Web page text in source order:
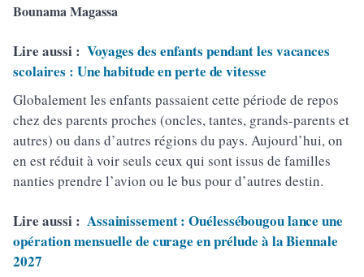
Bounama Magassa
Lire aussi : Voyages des enfants pendant les vacances
scolaires : Une habitude en perte de vitesse
Globalement les enfants passaient cette période de repos
chez des parents proches (oncles, tantes, grands-parents et
autres) ou dans d’autres régions du pays. Aujourd’hui, on
en est réduit à voir seuls ceux qui sont issus de familles
nanties prendre l’avion ou le bus pour d’autres destin.
Lire aussi : Assainissement : Ouélessébougou lance une
opération mensuelle de curage en prélude à la Biennale
2027